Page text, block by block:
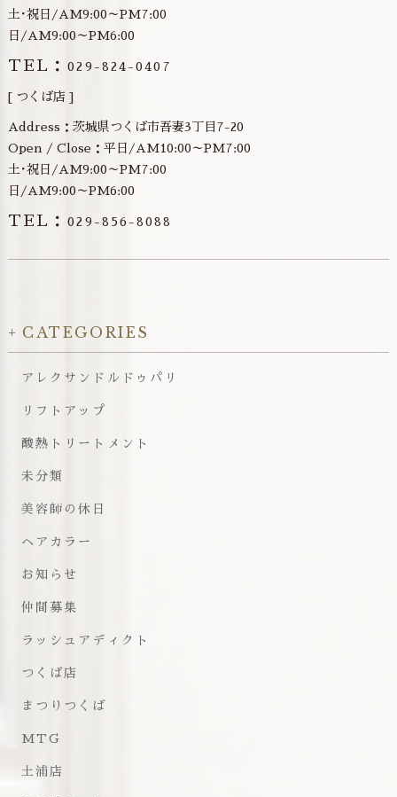
土･祝日/AM9:00～PM7:00
日/AM9:00～PM6:00
TEL：029-824-0407
[ つくば店 ]
Address：茨城県つくば市吾妻3丁目7-20
Open / Close：平日/AM10:00～PM7:00
土･祝日/AM9:00～PM7:00
日/AM9:00～PM6:00
TEL：029-856-8088
CATEGORIES
アレクサンドルドゥパリ
リフトアップ
酸熱トリートメント
未分類
美容師の休日
ヘアカラー
お知らせ
仲間募集
ラッシュアディクト
つくば店
まつりつくば
MTG
土浦店